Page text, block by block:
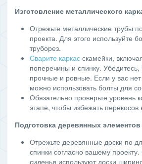
Изготовление металлического
Отрежьте металлические трубы
проекта. Для этого используйте
труборез.
Сварите каркас скамейки,
поперечины и спинку. Убедитесь,
прочные и ровные. Если у вас
можно использовать болты для
Обязательно проверьте уровень
этапе, чтобы избежать
Подготовка деревянных элементов
Отрежьте деревянные доски по
спинки согласно вашему
сиденья используют доски